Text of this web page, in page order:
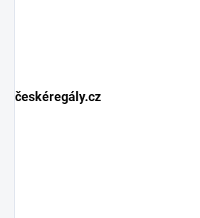
českéregály.cz